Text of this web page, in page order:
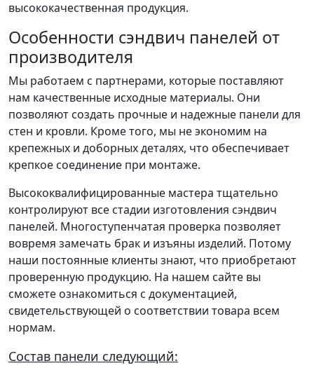
высококачественная продукция.
Особенности сэндвич панелей от
производителя
Мы работаем с партнерами, которые поставляют
нам качественные исходные материалы. Они
позволяют создать прочные и надежные панели для
стен и кровли. Кроме того, мы не экономим на
крепежных и доборных деталях, что обеспечивает
крепкое соединение при монтаже.
Высококвалифицированные мастера тщательно
контролируют все стадии изготовления сэндвич
панелей. Многоступенчатая проверка позволяет
вовремя замечать брак и изъяны изделий. Потому
наши постоянные клиенты знают, что приобретают
проверенную продукцию. На нашем сайте вы
сможете ознакомиться с документацией,
свидетельствующей о соответствии товара всем
нормам.
Состав панели следующий: